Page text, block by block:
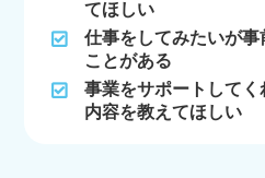
てほしい
仕事をしてみたいが
ことがある
事業をサポートして
内容を教えてほしい